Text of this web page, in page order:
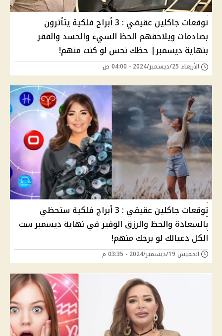
توقعات جاكلين عقيقي : 3 أبراج فلكية يتأثرون
بصادمات ويلاحقهم الحظ السيء والحسد والفقر
بنهاية ديسمبر| حظك نحس لو كنت منهم!
الأربعاء 25/ديسمبر/2024 - 04:00 ص
توقعات جاكلين عقيقي : 3 أبراج فلكية ستحظي
بالسعادة والحظ والرزق الوفير في نهاية ديسمبر ست
الكل دعيالك لو برجك منهم!
الخميس 19/ديسمبر/2024 - 03:35 م